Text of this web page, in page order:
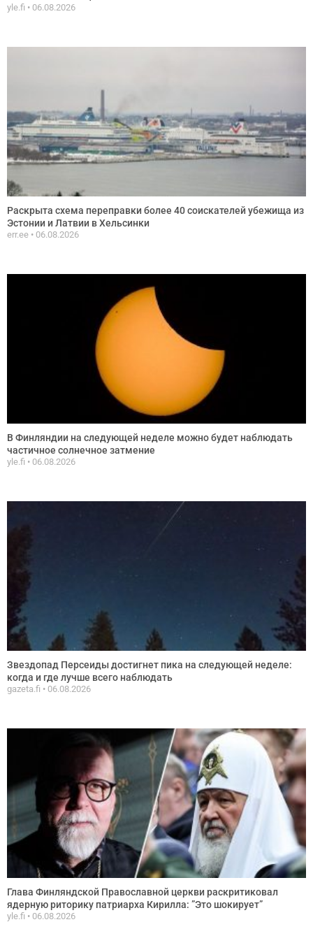
yle.fi 06.08.2026
Раскрыта схема переправки более 40 соискателей убежища из
Эстонии и Латвии в Хельсинки
err.ee 06.08.2026
В Финляндии на следующей неделе можно будет наблюдать
частичное солнечное затмение
yle.fi 06.08.2026
Звездопад Персеиды достигнет пика на следующей неделе:
когда и где лучше всего наблюдать
gazeta.fi 06.08.2026
Глава Финляндской Православной церкви раскритиковал
ядерную риторику патриарха Кирилла: ”Это шокирует”
yle.fi 06.08.2026